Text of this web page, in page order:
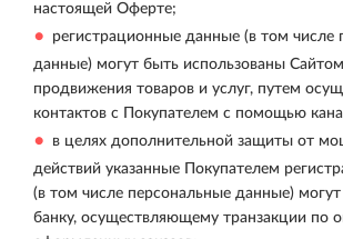
настоящей Оферте;
регистрационные данные (в том числе
данные) могут быть использованы
продвижения товаров и услуг, путем
контактов с Покупателем с помощью
в целях дополнительной защиты от
действий указанные Покупателем
(в том числе персональные данные)
банку, осуществляющему транзакции по